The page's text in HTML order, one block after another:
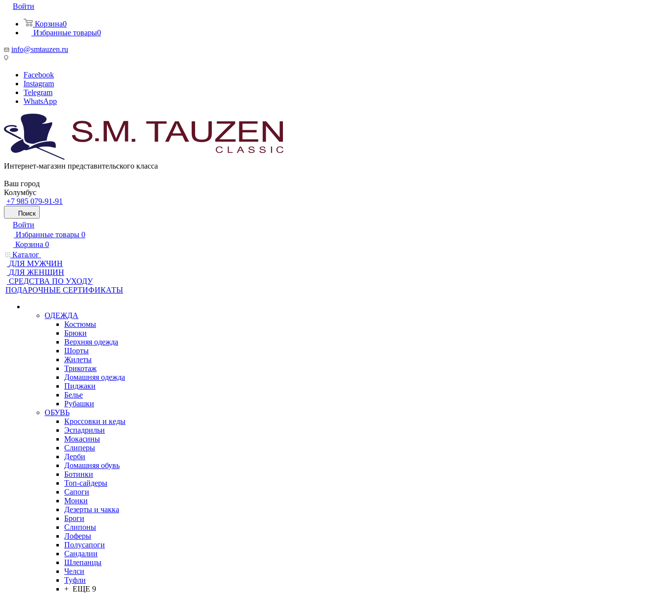
Войти
Корзина0
Избранные товары0
info@smtauzen.ru
Facebook
Instagram
Telegram
WhatsApp
Интернет-магазин представительского класса
Ваш город
Колумбус
+7 985 079-91-91
Поиск
Войти
Избранные товары 0
Корзина 0
Каталог
ДЛЯ МУЖЧИН
ДЛЯ ЖЕНЩИН
CРЕДСТВА ПО УХОДУ
ПОДАРОЧНЫЕ СЕРТИФИКАТЫ
ОДЕЖДА
Костюмы
Брюки
Верхняя одежда
Шорты
Жилеты
Трикотаж
Домашняя одежда
Пиджаки
Белье
Рубашки
ОБУВЬ
Кроссовки и кеды
Эспадрильи
Мокасины
Слиперы
Дерби
Домашняя обувь
Ботинки
Топ-сайдеры
Сапоги
Монки
Дезерты и чакка
Броги
Слипоны
Лоферы
Полусапоги
Сандалии
Шлепанцы
Челси
Туфли
+ ЕЩЕ 9